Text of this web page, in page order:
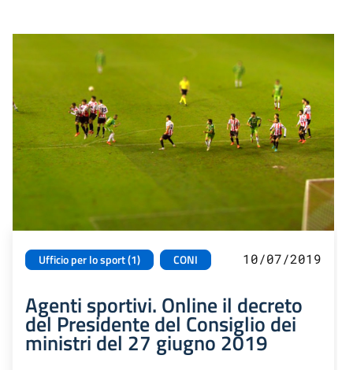
Ufficio per lo sport (1) CONI 10/07/2019
Agenti sportivi. Online il decreto
del Presidente del Consiglio dei
ministri del 27 giugno 2019